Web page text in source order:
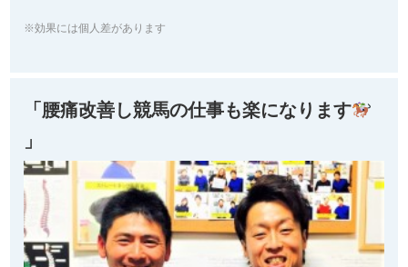
※効果には個人差があります
「腰痛改善し競馬の仕事も楽になります
」